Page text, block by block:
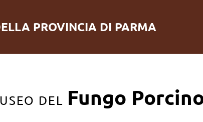
PROVINCIA DI PARMA
DEL Fungo